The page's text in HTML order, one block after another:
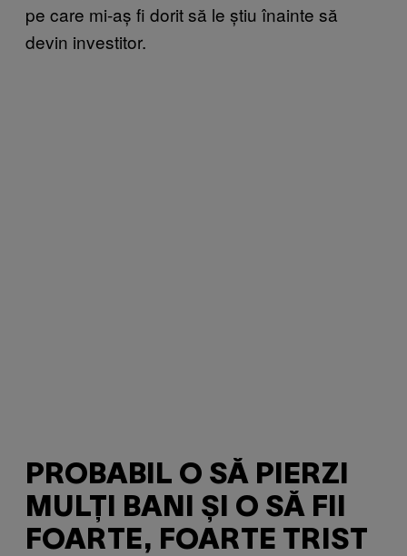
pe care mi-aș fi dorit să le știu înainte să
devin investitor.
PROBABIL O SĂ PIERZI
MULȚI BANI ȘI O SĂ FII
FOARTE, FOARTE TRIST